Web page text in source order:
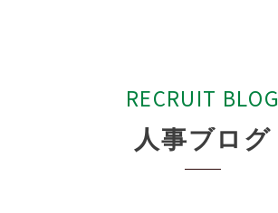
RECRUIT BLOG
人事ブロ グ